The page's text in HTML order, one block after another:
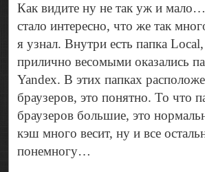
Как видите ну не так уж и
стало интересно, что же так
я узнал. Внутри есть папка
прилично весомыми оказались
Yandex. В этих папках
браузеров, это понятно. То что
браузеров большие, это
кэш много весит, ну и все
понемногу…